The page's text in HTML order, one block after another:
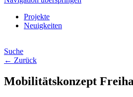
Projekte
Neuigkeiten
Suche
← Zurück
Mobilitätskonzept